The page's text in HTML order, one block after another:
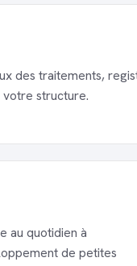
des traitements,
votre structure.
au quotidien à
de petites